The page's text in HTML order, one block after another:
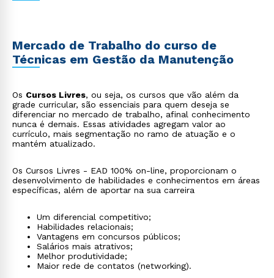
Mercado de Trabalho do curso de
Técnicas em Gestão da Manutenção
Os Cursos Livres, ou seja, os cursos que vão além da
grade curricular, são essenciais para quem deseja se
diferenciar no mercado de trabalho, afinal conhecimento
nunca é demais. Essas atividades agregam valor ao
currículo, mais segmentação no ramo de atuação e o
mantém atualizado.
Os Cursos Livres - EAD 100% on-line, proporcionam o
desenvolvimento de habilidades e conhecimentos em áreas
específicas, além de aportar na sua carreira
Um diferencial competitivo;
Habilidades relacionais;
Vantagens em concursos públicos;
Salários mais atrativos;
Melhor produtividade;
Maior rede de contatos (networking).